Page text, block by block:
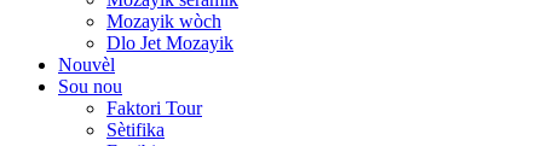
Mozayik wòch
Dlo Jet Mozayik
Nouvèl
Sou nou
Faktori Tour
Sètifika